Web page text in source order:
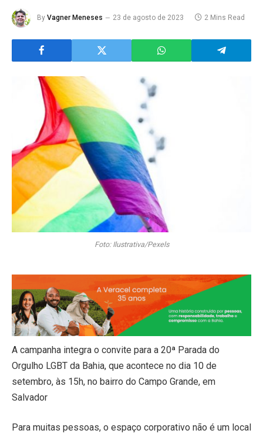
By Vagner Meneses 23 de agosto de 2023 2 Mins Read
Foto: Ilustrativa/Pexels
A campanha integra o convite para a 20ª Parada do
Orgulho LGBT da Bahia, que acontece no dia 10 de
setembro, às 15h, no bairro do Campo Grande, em
Salvador
Para muitas pessoas, o espaço corporativo não é um local